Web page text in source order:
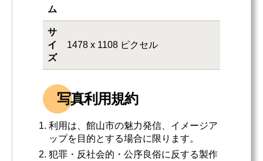
ム
サ
イ
ズ
1478 x 1108 ピクセル
写真利用規約
利用は、館山市の魅力発信、イメージア
ップを目的とする場合に限ります。
犯罪・反社会的・公序良俗に反する製作